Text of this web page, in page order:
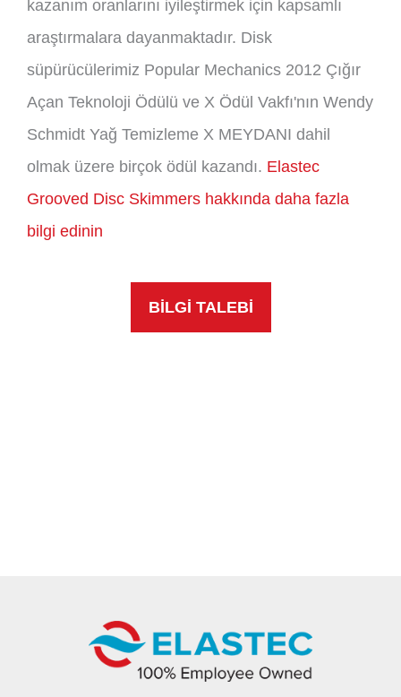
kazanım oranlarını iyileştirmek için kapsamlı
araştırmalara dayanmaktadır. Disk
süpürücülerimiz Popular Mechanics 2012 Çığır
Açan Teknoloji Ödülü ve X Ödül Vakfı'nın Wendy
Schmidt Yağ Temizleme X MEYDANI dahil
olmak üzere birçok ödül kazandı. Elastec
Grooved Disc Skimmers hakkında daha fazla
bilgi edinin
BİLGİ TALEBİ